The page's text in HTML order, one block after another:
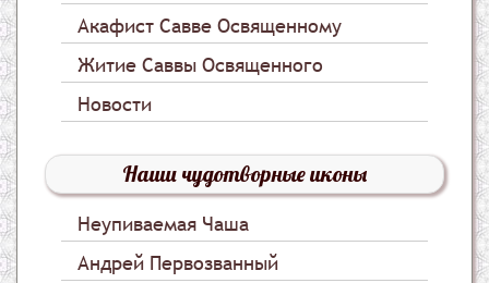
Акафист Савве Освященному
Житие Саввы Освященного
Новости
Наши чудотворные иконы
Неупиваемая Чаша
Андрей Первозванный